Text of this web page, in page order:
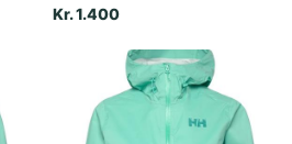
Kr. 1.400